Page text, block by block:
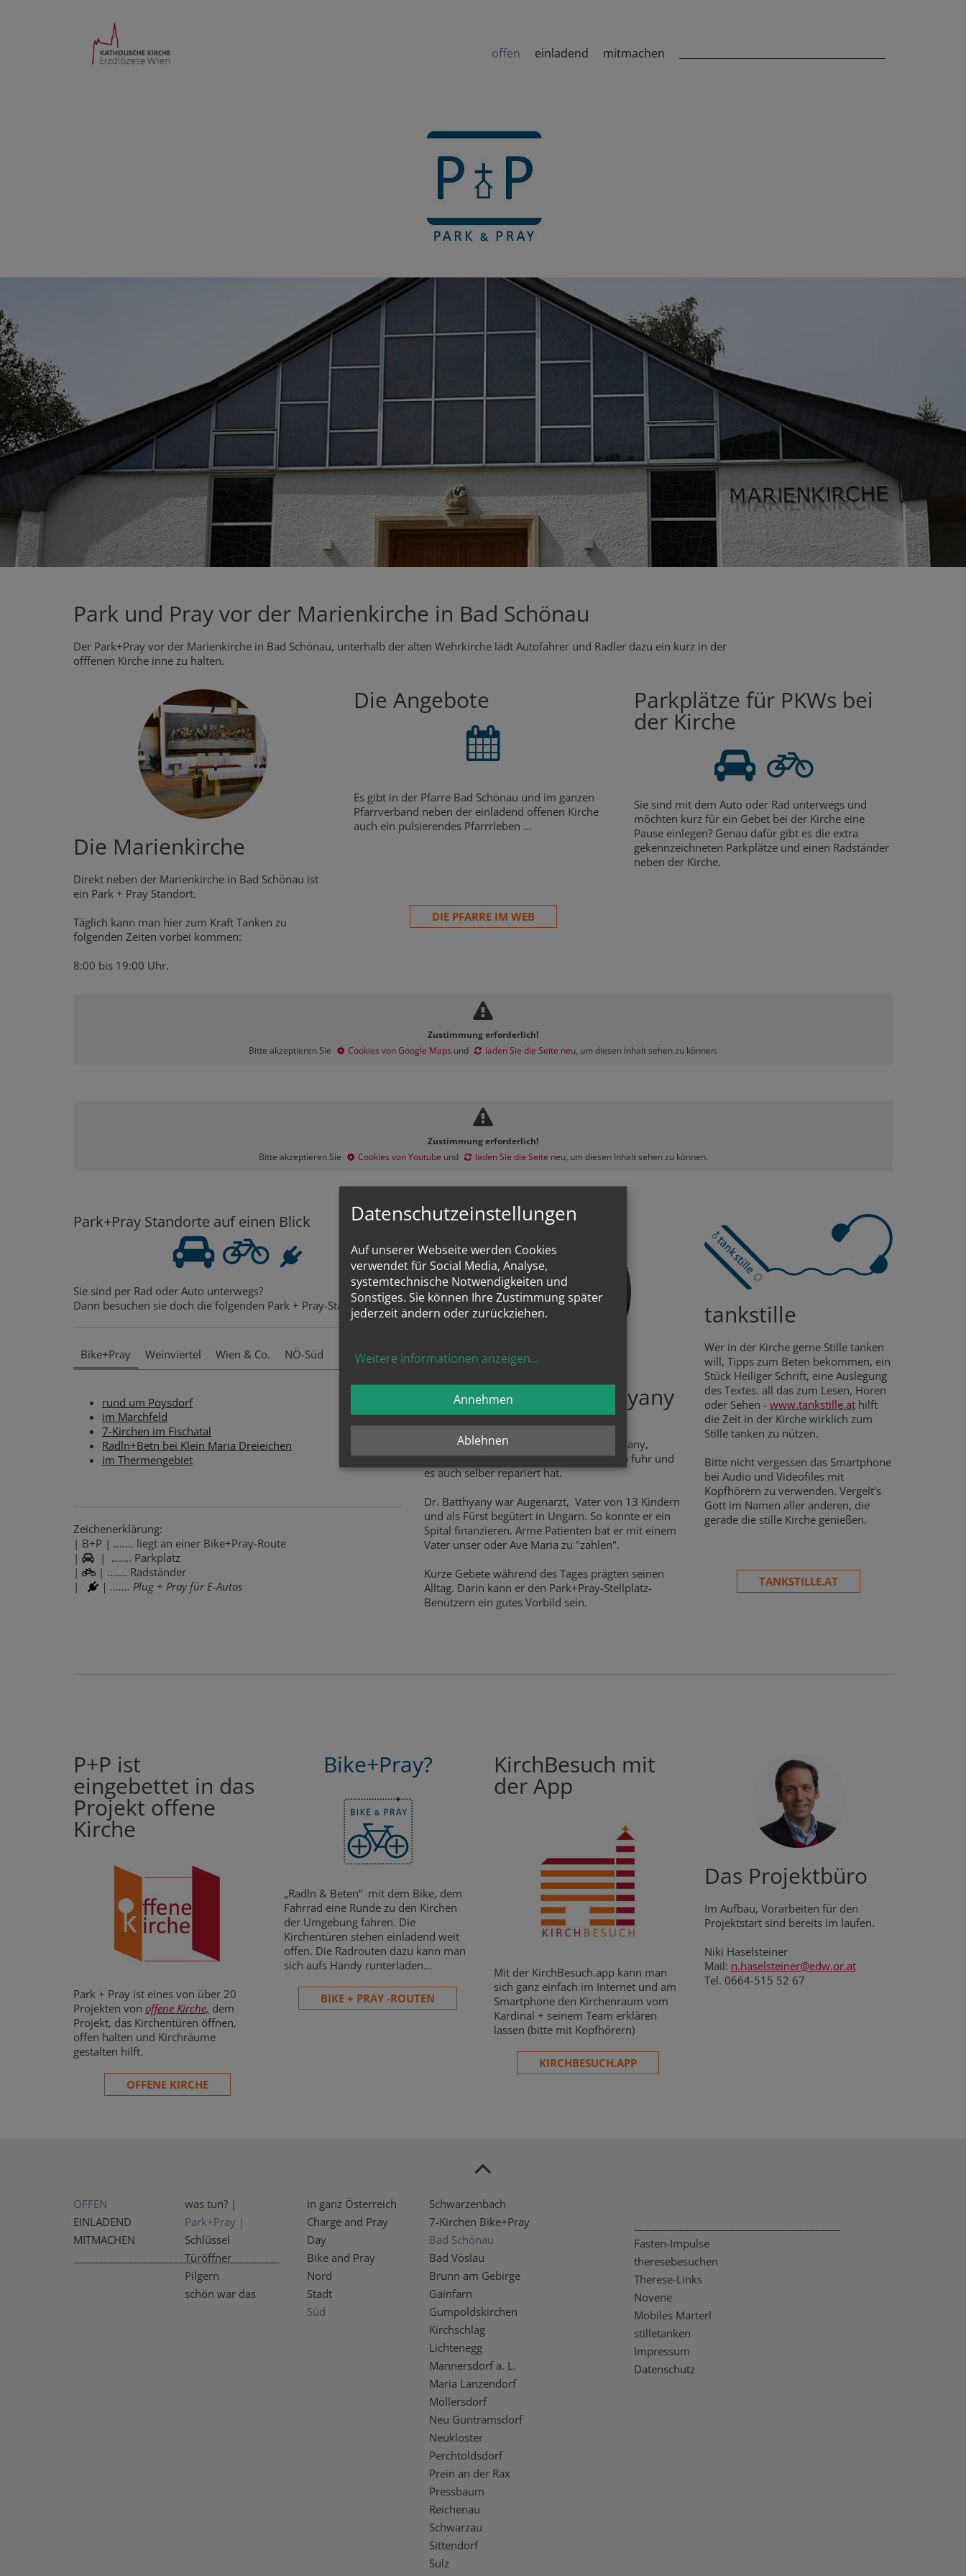
offen einladend mitmachen
Park und Pray vor der Marienkirche in Bad Schönau
Der Park+Pray vor der Marienkirche in Bad Schönau, unterhalb der alten Wehrkirche lädt Autofahrer und Radler dazu ein kurz in der
offfenen Kirche inne zu halten.
Die Marienkirche
Direkt neben der Marienkirche in Bad Schönau ist
ein Park + Pray Standort.
Täglich kann man hier zum Kraft Tanken zu
folgenden Zeiten vorbei kommen:
8:00 bis 19:00 Uhr.
Die Angebote
Es gibt in der Pfarre Bad Schönau und im ganzen
Pfarrverband neben der einladend offenen Kirche
auch ein pulsierendes Pfarrrleben ...
DIE PFARRE IM WEB
Parkplätze für PKWs bei
der Kirche
Sie sind mit dem Auto oder Rad unterwegs und
möchten kurz für ein Gebet bei der Kirche eine
Pause einlegen? Genau dafür gibt es die extra
gekennzeichneten Parkplätze und einen Radständer
neben der Kirche.
Zustimmung erforderlich!
Bitte akzeptieren Sie
Cookies von Google Maps und laden Sie die Seite neu, um diesen Inhalt sehen zu können.
Zustimmung erforderlich!
Bitte akzeptieren Sie
Cookies von Youtube und laden Sie die Seite neu, um diesen Inhalt sehen zu können.
Park+Pray Standorte auf einen Blick
Sie sind per Rad oder Auto unterwegs?
Dann besuchen sie doch die´folgenden Park + Pray-Standorte:
Bike+Pray Weinviertel Wien & Co. NÖ-Süd
rund um Poysdorf
im Marchfeld
7-Kirchen im Fischatal
Radln+Betn bei Klein Maria Dreieichen
im Thermengebiet
Zeichenerklärung:
| B+P | ....... liegt an einer Bike+Pray-Route
|
| ....... Parkplatz
|
| ....... Radständer
|
| ....... Plug + Pray für E-Autos
Sel. Ladislaus Batthyany
Himmlischer Patron
des Projektes ist der sel. Ladislaus Batthyany,
frommer Arzt, der gerne mit seinem Auto fuhr und
es auch selber repariert hat.
Dr. Batthyany war Augenarzt, Vater von 13 Kindern
und als Fürst begütert in Ungarn. So konnte er ein
Spital finanzieren. Arme Patienten bat er mit einem
Vater unser oder Ave Maria zu "zahlen".
Kurze Gebete während des Tages prägten seinen
Alltag. Darin kann er den Park+Pray-Stellplatz-
Benützern ein gutes Vorbild sein.
tankstille
Wer in der Kirche gerne Stille tanken
will, Tipps zum Beten bekommen, ein
Stück Heiliger Schrift, eine Auslegung
des Textes. all das zum Lesen, Hören
oder Sehen - www.tankstille.athilft
die Zeit in der Kirche wirklich zum
Stille tanken zu nützen.
Bitte nicht vergessen das Smartphone
bei Audio und Videofiles mit
Kopfhörern zu verwenden. Vergelt's
Gott im Namen aller anderen, die
gerade die stille Kirche genießen.
TANKSTILLE.AT
P+P ist
eingebettet in das
Projekt offene
Kirche
Park + Pray ist eines von über 20
Projekten von offene Kirche, dem
Projekt, das Kirchentüren öffnen,
offen halten und Kirchräume
gestalten hilft.
OFFENE KIRCHE
Bike+Pray?
„Radln & Beten“ mit dem Bike, dem
Fahrrad eine Runde zu den Kirchen
der Umgebung fahren. Die
Kirchentüren stehen einladend weit
offen. Die Radrouten dazu kann man
sich aufs Handy runterladen...
BIKE + PRAY -ROUTEN
KirchBesuch mit
der App
Mit der KirchBesuch.app kann man
sich ganz einfach im Internet und am
Smartphone den Kirchenraum vom
Kardinal + seinem Team erklären
lassen (bitte mit Kopfhörern)
KIRCHBESUCH.APP
Das Projektbüro
Im Aufbau, Vorarbeiten für den
Projektstart sind bereits im laufen.
Niki Haselsteiner
Mail: n.haselsteiner@edw.or.at
Tel. 0664-515 52 67
OFFEN
was tun? |
Park+Pray |
in ganz Österreich
Charge and Pray
Day
Bike and Pray
Nord
Stadt
Süd
Schwarzenbach
7-Kirchen Bike+Pray
Bad Schönau
Bad Vöslau
Brunn am Gebirge
Gainfarn
Gumpoldskirchen
Kirchschlag
Lichtenegg
Mannersdorf a. L.
Maria Lanzendorf
Möllersdorf
Neu Guntramsdorf
Neukloster
Perchtoldsdorf
Prein an der Rax
Pressbaum
Reichenau
Schwarzau
Sittendorf
Sulz
Schlüssel
Türöffner
Pilgern
schön war das
EINLADEND
MITMACHEN
_________________________________________
Fasten-Impulse
theresebesuchen
Therese-Links
Novene
Mobiles Marterl
stilletanken
Impressum
Datenschutz
Datenschutzeinstellungen
Auf unserer Webseite werden Cookies
verwendet für Social Media, Analyse,
systemtechnische Notwendigkeiten und
Sonstiges. Sie können Ihre Zustimmung später
jederzeit ändern oder zurückziehen.
Weitere Informationen anzeigen...
Ablehnen
Annehmen